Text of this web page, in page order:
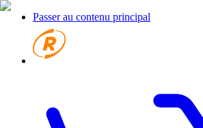
Passer au contenu principal